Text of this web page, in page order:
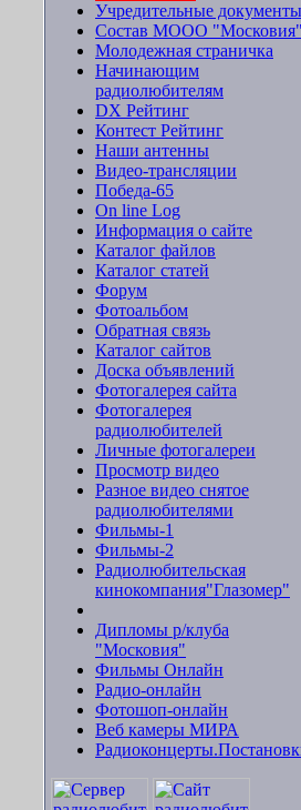
Учредительные документы
Состав МООО "Московия"
Молодежная страничка
Начинающим
радиолюбителям
DX Рейтинг
Контест Рейтинг
Наши антенны
Видео-трансляции
Победа-65
On line Log
Информация о сайте
Каталог файлов
Каталог статей
Форум
Фотоальбом
Обратная связь
Каталог сайтов
Доска объявлений
Фотогалерея сайта
Фотогалерея
радиолюбителей
Личные фотогалереи
Просмотр видео
Разное видео снятое
радиолюбителями
Фильмы-1
Фильмы-2
Радиолюбительская
кинокомпания"Глазомер"
Дипломы р/клуба
"Московия"
Фильмы Онлайн
Радио-онлайн
Фотошоп-онлайн
Веб камеры МИРА